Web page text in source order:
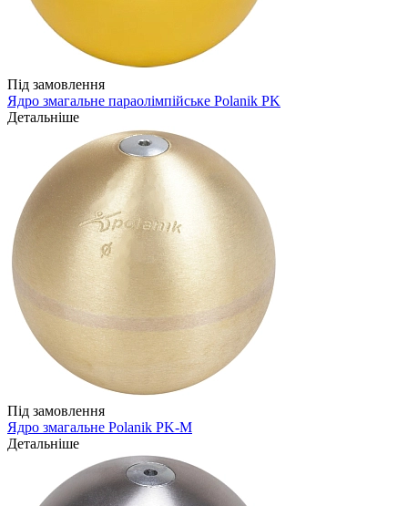
Під замовлення
Ядро змагальне параолімпійське Polanik PK
Детальніше
Під замовлення
Ядро змагальне Polanik PK-M
Детальніше